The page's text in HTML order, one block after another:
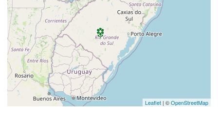
Leaflet | ©OpenStreetMap